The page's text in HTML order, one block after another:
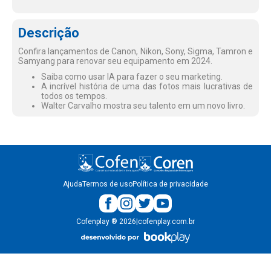
Descrição
Confira lançamentos de Canon, Nikon, Sony, Sigma, Tamron e
Samyang para renovar seu equipamento em 2024.
Saiba como usar IA para fazer o seu marketing.
A incrível história de uma das fotos mais lucrativas de
todos os tempos.
Walter Carvalho mostra seu talento em um novo livro.
AjudaTermos de usoPolítica de privacidade
Cofenplay ® 2026 cofenplay.com.br